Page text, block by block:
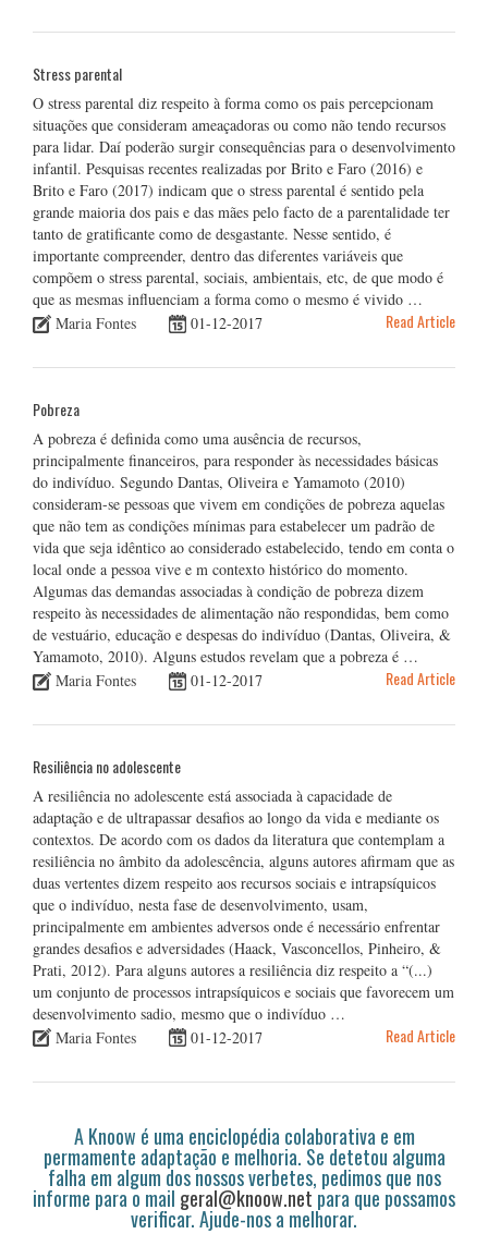
Stress parental
O stress parental diz respeito à forma como os pais percepcionam
situações que consideram ameaçadoras ou como não tendo recursos
para lidar. Daí poderão surgir consequências para o desenvolvimento
infantil. Pesquisas recentes realizadas por Brito e Faro (2016) e
Brito e Faro (2017) indicam que o stress parental é sentido pela
grande maioria dos pais e das mães pelo facto de a parentalidade ter
tanto de gratificante como de desgastante. Nesse sentido, é
importante compreender, dentro das diferentes variáveis que
compõem o stress parental, sociais, ambientais, etc, de que modo é
que as mesmas influenciam a forma como o mesmo é vivido …
Maria Fontes
01-12-2017 Read Article
Pobreza
A pobreza é definida como uma ausência de recursos,
principalmente financeiros, para responder às necessidades básicas
do indivíduo. Segundo Dantas, Oliveira e Yamamoto (2010)
consideram-se pessoas que vivem em condições de pobreza aquelas
que não tem as condições mínimas para estabelecer um padrão de
vida que seja idêntico ao considerado estabelecido, tendo em conta o
local onde a pessoa vive e m contexto histórico do momento.
Algumas das demandas associadas à condição de pobreza dizem
respeito às necessidades de alimentação não respondidas, bem como
de vestuário, educação e despesas do indivíduo (Dantas, Oliveira, &
Yamamoto, 2010). Alguns estudos revelam que a pobreza é …
Maria Fontes
01-12-2017 Read Article
Resiliência no adolescente
A resiliência no adolescente está associada à capacidade de
adaptação e de ultrapassar desafios ao longo da vida e mediante os
contextos. De acordo com os dados da literatura que contemplam a
resiliência no âmbito da adolescência, alguns autores afirmam que as
duas vertentes dizem respeito aos recursos sociais e intrapsíquicos
que o indivíduo, nesta fase de desenvolvimento, usam,
principalmente em ambientes adversos onde é necessário enfrentar
grandes desafios e adversidades (Haack, Vasconcellos, Pinheiro, &
Prati, 2012). Para alguns autores a resiliência diz respeito a “(...)
um conjunto de processos intrapsíquicos e sociais que favorecem um
desenvolvimento sadio, mesmo que o indivíduo …
Maria Fontes
01-12-2017 Read Article
A Knoow é uma enciclopédia colaborativa e em
permamente adaptação e melhoria. Se detetou alguma
falha em algum dos nossos verbetes, pedimos que nos
informe para o mail geral@knoow.netpara que possamos
verificar. Ajude-nos a melhorar.